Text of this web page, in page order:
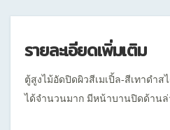
รายละเอียดเพิ่มเติม
ตู้สูงไม้อัดปิดผิวสีเมเปิ้ล-สีเทาดำส
ได้จำนวนมาก มีหน้าบานปิดด้านล่